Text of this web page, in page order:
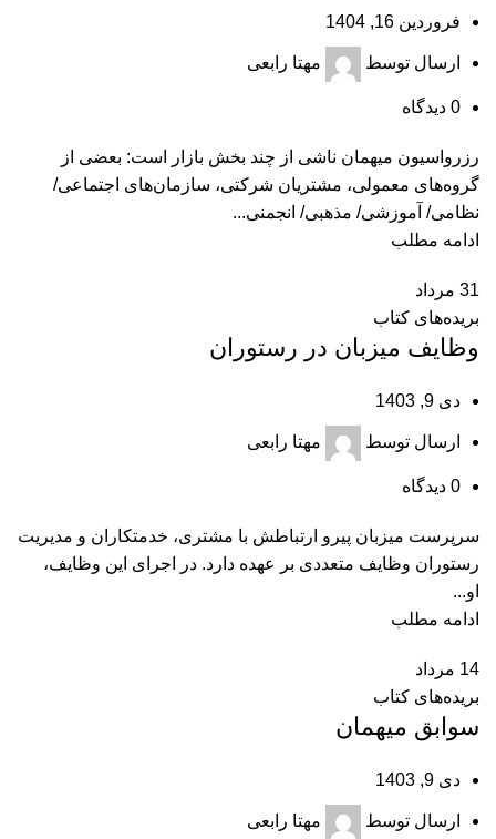
فروردین 16, 1404
ارسال توسط مهتا رابعی
0 دیدگاه
رزرواسیون میهمان ناشی از چند بخش بازار است: بعضی از
گروه‌های معمولی، مشتریان شرکتی، سازمان‌های اجتماعی/
نظامی/ آموزشی/ مذهبی/ انجمنی...
ادامه مطلب
31 مرداد
بریده‌های کتاب
وظایف میزبان در رستوران
دی 9, 1403
ارسال توسط مهتا رابعی
0 دیدگاه
سرپرست میزبان پیرو ارتباطش با مشتری، خدمتکاران و مدیریت
رستوران وظایف متعددی بر عهده دارد. در اجرای این وظایف،
او...
ادامه مطلب
14 مرداد
بریده‌های کتاب
سوابق میهمان
دی 9, 1403
ارسال توسط مهتا رابعی